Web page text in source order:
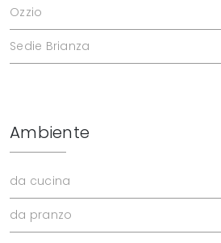
Ozzio
Sedie Brianza
Ambiente
da cucina
da pranzo